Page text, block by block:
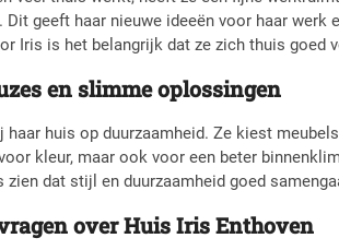
geeft haar nieuwe ideeën voor haar
Iris is het belangrijk dat ze zich thuis goed
en slimme oplossingen
haar huis op duurzaamheid. Ze kiest
kleur, maar ook voor een beter
dat stijl en duurzaamheid goed
over Huis Iris Enthoven